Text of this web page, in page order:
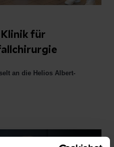
für
an die Helios Albert-